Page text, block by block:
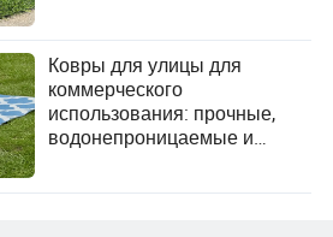
Ковры для улицы для
коммерческого
использования: прочные,
водонепроницаемые и